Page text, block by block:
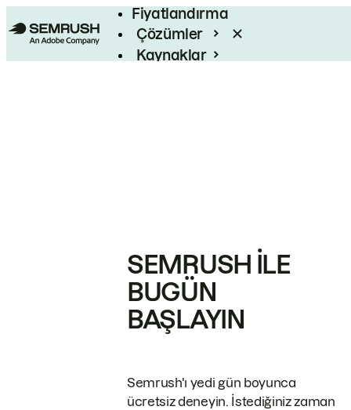
Fiyatlandırma
Çözümler
Kaynaklar
SEMRUSH ILE
BUGÜN
BAŞLAYIN
Semrush'ı yedi gün boyunca
ücretsiz deneyin. İstediğiniz zaman